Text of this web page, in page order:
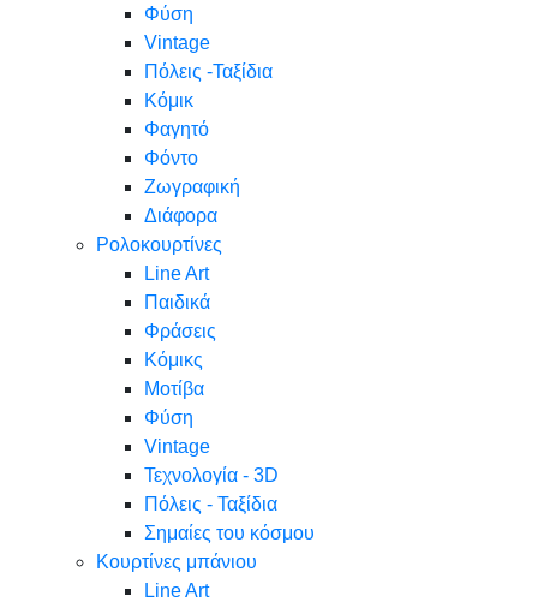
Φύση
Vintage
Πόλεις -Ταξίδια
Κόμικ
Φαγητό
Φόντο
Ζωγραφική
Διάφορα
Ρολοκουρτίνες
Line Art
Παιδικά
Φράσεις
Κόμικς
Μοτίβα
Φύση
Vintage
Τεχνολογία - 3D
Πόλεις - Ταξίδια
Σημαίες του κόσμου
Κουρτίνες μπάνιου
Line Art